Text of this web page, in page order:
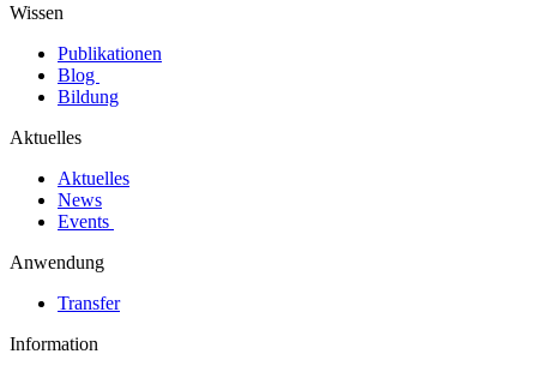
Wissen
Publikationen
Blog
Bildung
Aktuelles
Aktuelles
News
Events
Anwendung
Transfer
Information